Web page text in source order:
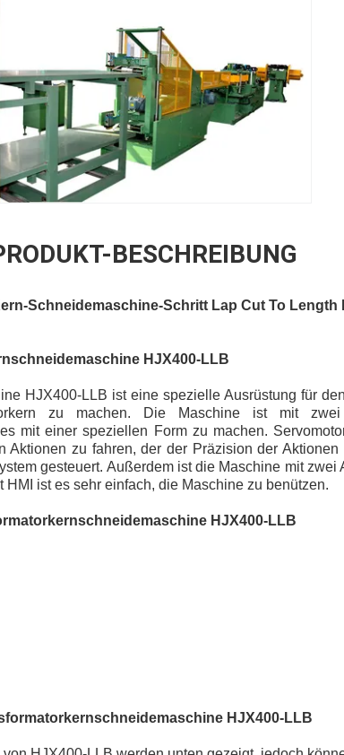
BESCHREIBUNG
Schneidemaschine-Schritt Lap Cut To Length
HJX400-LLB
HJX400-LLB ist eine spezielle Ausrüstung für
zu machen. Die Maschine ist mit
mit einer speziellen Form zu machen.
Aktionen zu fahren, der der Präzision der
gesteuert. Außerdem ist die Maschine mit zwei
HMI ist es sehr einfach, die Maschine zu benützen.
HJX400-LLB
HJX400-LLB